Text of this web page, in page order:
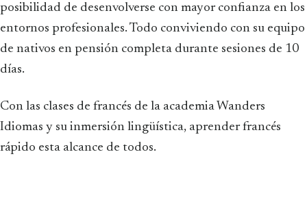
posibilidad de desenvolverse con mayor confianza en los
entornos profesionales. Todo conviviendo con su equipo
de nativos en pensión completa durante sesiones de 10
días.
Con las clases de francés de la academia Wanders
Idiomas y su inmersión lingüística, aprender francés
rápido esta alcance de todos.